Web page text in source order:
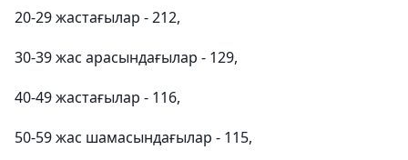
20-29 жастағылар - 212,
30-39 жас арасындағылар - 129,
40-49 жастағылар - 116,
50-59 жас шамасындағылар - 115,